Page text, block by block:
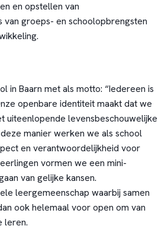
en opstellen van
van groeps- en schoolopbrengsten
in Baarn met als motto: “Iedereen is
openbare identiteit maakt dat we
uiteenlopende levensbeschouwelijke
manier werken we als school
en verantwoordelijkheid voor
vormen we een mini-
van gelijke kansen.
leergemeenschap waarbij samen
ook helemaal voor open om van
leren.